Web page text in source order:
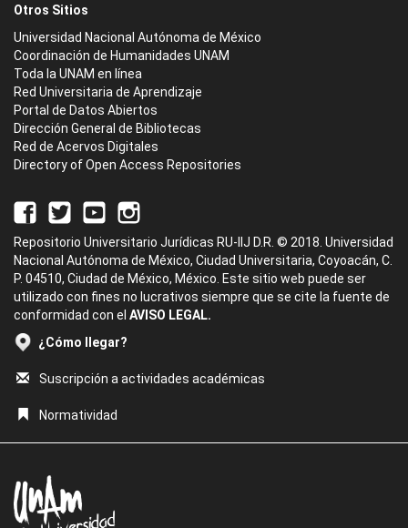
Otros Sitios
Universidad Nacional Autónoma de México
Coordinación de Humanidades UNAM
Toda la UNAM en línea
Red Universitaria de Aprendizaje
Portal de Datos Abiertos
Dirección General de Bibliotecas
Red de Acervos Digitales
Directory of Open Access Repositories
Repositorio Universitario Jurídicas RU-IIJ D.R. © 2018. Universidad
Nacional Autónoma de México, Ciudad Universitaria, Coyoacán, C.
P. 04510, Ciudad de México, México. Este sitio web puede ser
utilizado con fines no lucrativos siempre que se cite la fuente de
conformidad con el AVISO LEGAL.
¿Cómo llegar?
Suscripción a actividades académicas
Normatividad